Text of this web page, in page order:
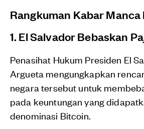
Rangkuman Kabar Manca
1. El Salvador Bebaskan
Penasihat Hukum Presiden El
Argueta mengungkapkan
negara tersebut untuk
pada keuntungan yang
denominasi Bitcoin.